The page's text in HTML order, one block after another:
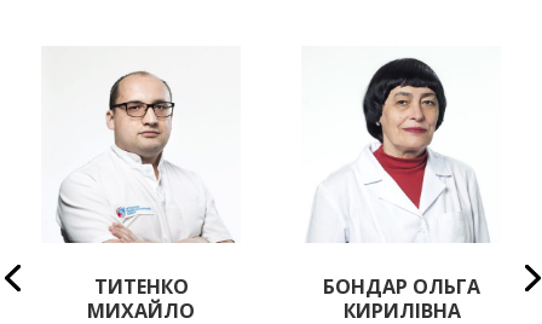
БОНДАР ОЛЬГА
КИРИЛІВНА
ОСТРОВЕРХА АЛЛА
ВАЛЕРІЇВНА